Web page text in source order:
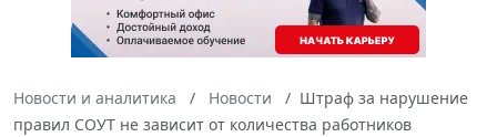
Новости и аналитика Новости
Штраф за нарушение
правил СОУТ не зависит от количества работников